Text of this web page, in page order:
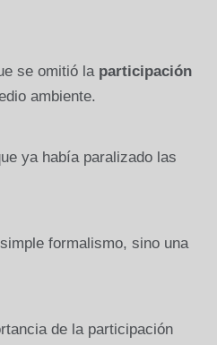
se omitió la participación
ambiente.
ya había paralizado las
formalismo, sino una
de la participación